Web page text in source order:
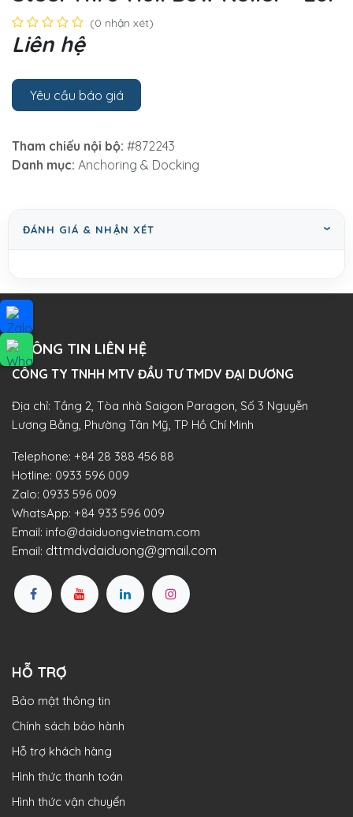
(0 nhận xét)
Liên hệ
Yêu cầu báo giá
Tham chiếu nội bộ: #872243
Danh mục: Anchoring & Docking
ĐÁNH GIÁ & NHẬN XÉT
THÔNG TIN LIÊN HỆ
CÔNG TY TNHH MTV ĐẦU TƯ TMDV ĐẠI DƯƠNG​
Địa chỉ: Tầng 2, Tòa nhà Saigon Paragon, Số 3 Nguyễn
Lương Bằng, Phường Tân Mỹ, TP Hồ Chí Minh
Telephone: +84 28 388 456 88
Hotline: 0933 596 009
Zalo: 0933 596 009
WhatsApp: +84 933 596 009
Email: info@daiduongvietnam.com
Email: dttmdvdaiduong@gmail.com
HỖ TRỢ
Bảo mật thông tin
Chính sách bảo hành
Hỗ trợ khách hàng
Hình thức thanh toán
Hình thức vận chuyển